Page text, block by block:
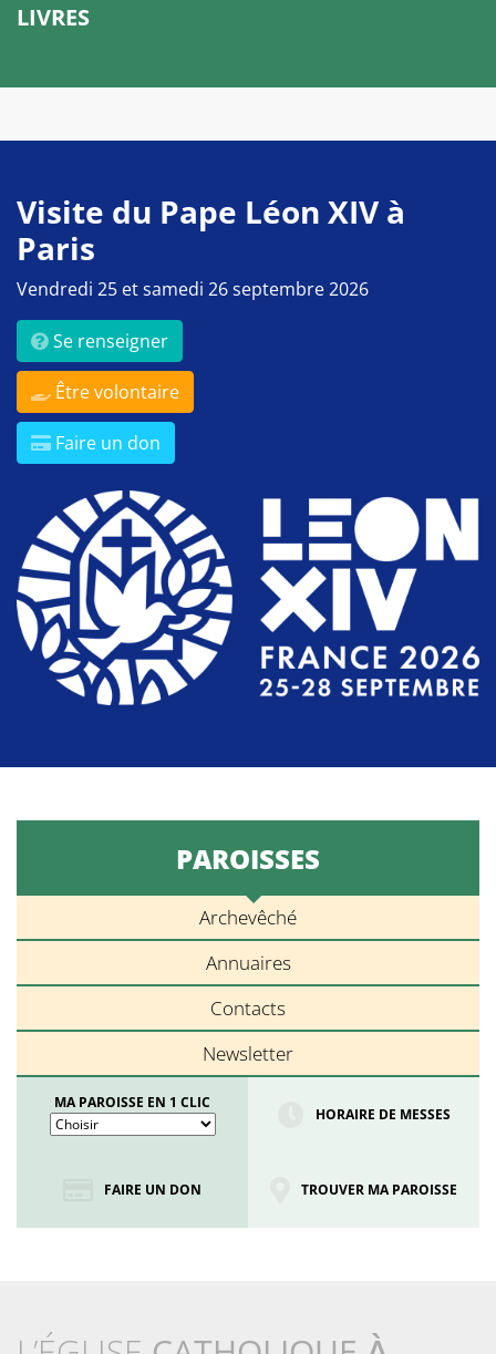
LIVRES
Visite du Pape Léon XIV à
Paris
Vendredi 25 et samedi 26 septembre 2026
Se renseigner
Être volontaire
Faire un don
PAROISSES
Archevêché
Annuaires
Contacts
Newsletter
MA PAROISSE EN 1 CLIC
HORAIRE DE MESSES
FAIRE UN DON TROUVER MA PAROISSE